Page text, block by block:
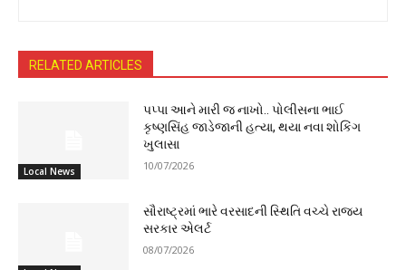
RELATED ARTICLES
Local News
પપ્પા આને મારી જ નાખો.. પોલીસના ભાઈ
કૃષ્ણસિંહ જાડેજાની હત્યા, થયા નવા શોકિંગ
ખુલાસા
10/07/2026
સૌરાષ્ટ્રમાં ભારે વરસાદની સ્થિતિ વચ્ચે રાજ્ય
સરકાર એલર્ટ
08/07/2026